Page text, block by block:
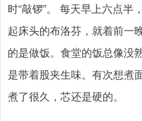
时“敲锣”。 每天早上六点
起床头的布洛芬，就着前一
的是做饭。食堂的饭总像没
是带着股夹生味。有次想煮
煮了很久，芯还是硬的。